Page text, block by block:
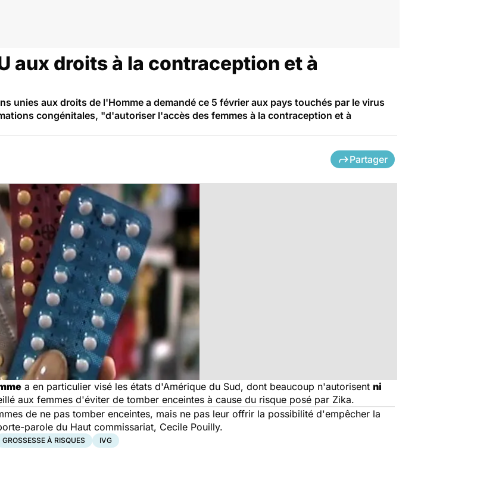
aux droits à la contraception et à
unies aux droits de l'Homme a demandé ce 5 février aux pays touchés par le virus
congénitales, "d'autoriser l'accès des femmes à la contraception et à
Partager
a en particulier visé les états d'Amérique du Sud, dont beaucoup n'autorisent ni
aux femmes d'éviter de tomber enceintes à cause du risque posé par Zika.
de ne pas tomber enceintes, mais ne pas leur offrir la possibilité d'empêcher la
parole du Haut commissariat, Cecile Pouilly.
GROSSESSE À RISQUES IVG